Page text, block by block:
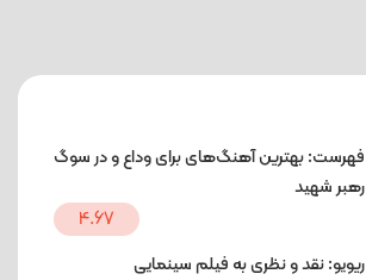
فهرست: بهترین آهنگ‌های برای وداع و در سوگ
رهبر شهید
4.67
ریویو: نقد و نظری به فیلم سینمایی